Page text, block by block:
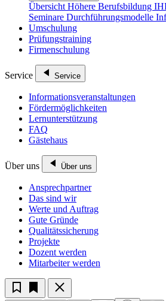
Übersicht Höhere Berufsbildung
Seminare Durchführungsmodelle
Umschulung
Prüfungstraining
Firmenschulung
Service Service
Informationsveranstaltungen
Fördermöglichkeiten
Lernunterstützung
FAQ
Gästehaus
Über uns Über uns
Ansprechpartner
Das sind wir
Werte und Auftrag
Gute Gründe
Qualitätssicherung
Projekte
Dozent werden
Mitarbeiter werden